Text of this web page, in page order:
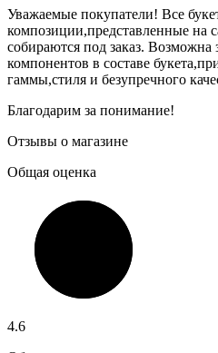
Уважаемые покупатели! Все
композиции,представленные на
собираются под заказ. Возможна
компонентов в составе
гаммы,стиля и безупречного
Благодарим за понимание!
Отзывы о магазине
Общая оценка
4.6